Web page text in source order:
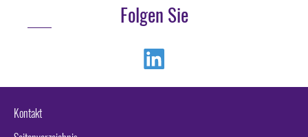
Folgen Sie
Kontakt